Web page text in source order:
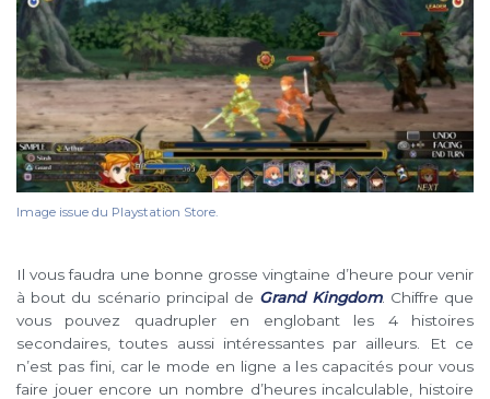
Image issue du Playstation Store.
Il vous faudra une bonne grosse vingtaine d’heure pour venir
à bout du scénario principal de Grand Kingdom. Chiffre que
vous pouvez quadrupler en englobant les 4 histoires
secondaires, toutes aussi intéressantes par ailleurs. Et ce
n’est pas fini, car le mode en ligne a les capacités pour vous
faire jouer encore un nombre d’heures incalculable, histoire